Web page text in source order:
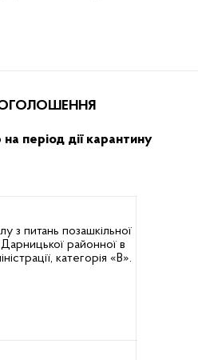
період дії карантину
з питань позашкільної
районної в
категорія «В».